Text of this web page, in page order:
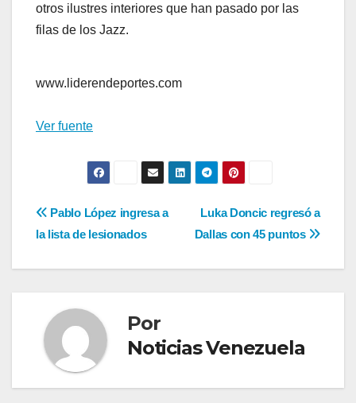
otros ilustres interiores que han pasado por las
filas de los Jazz.
www.liderendeportes.com
Ver fuente
Navegación
Luka Doncic regresó a
Dallas con 45 puntos
Pablo López ingresa a
la lista de lesionados
Por
Noticias Venezuela